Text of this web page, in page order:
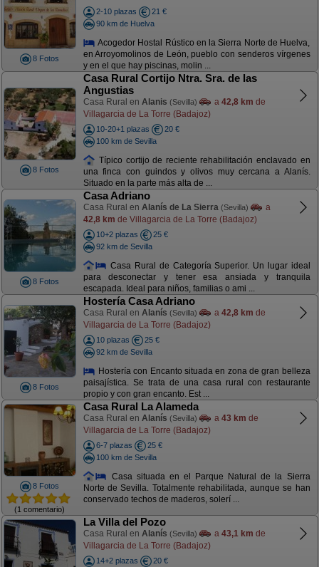
8 Fotos
2-10 plazas
21 €
90 km de Huelva
Acogedor Hostal Rústico en la Sierra Norte de Huelva,
en Arroyomolinos de León, pueblo con senderos vírgenes
y en el que hay piscinas, molin ...
8 Fotos
Casa Rural Cortijo Ntra. Sra. de las
Angustias
Casa Rural en Alanis (Sevilla) a 42,8 km de
Villagarcia de La Torre (Badajoz)
10-20+1 plazas
20 €
100 km de Sevilla
Típico cortijo de reciente rehabilitación enclavado en
una finca con guindos y olivos muy cercana a Alanís.
Situado en la parte más alta de ...
8 Fotos
Casa Adriano
Casa Rural en Alanís de La Sierra (Sevilla)
a
42,8 km de Villagarcia de La Torre (Badajoz)
10+2 plazas
25 €
92 km de Sevilla
Casa Rural de Categoría Superior. Un lugar ideal
para desconectar y tener esa ansiada y tranquila
escapada. Ideal para niños, familias o ami ...
8 Fotos
Hostería Casa Adriano
Casa Rural en Alanís (Sevilla) a 42,8 km de
Villagarcia de La Torre (Badajoz)
10 plazas
25 €
92 km de Sevilla
Hostería con Encanto situada en zona de gran belleza
paisajística. Se trata de una casa rural con restaurante
propio y con gran encanto. Est ...
8 Fotos
(1 comentario)
Casa Rural La Alameda
Casa Rural en Alanís (Sevilla) a 43 km de
Villagarcia de La Torre (Badajoz)
6-7 plazas
25 €
100 km de Sevilla
Casa situada en el Parque Natural de la Sierra
Norte de Sevilla. Totalmente rehabilitada, aunque se han
conservado techos de maderos, solerí ...
La Villa del Pozo
Casa Rural en Alanís (Sevilla) a 43,1 km de
Villagarcia de La Torre (Badajoz)
14+2 plazas
20 €